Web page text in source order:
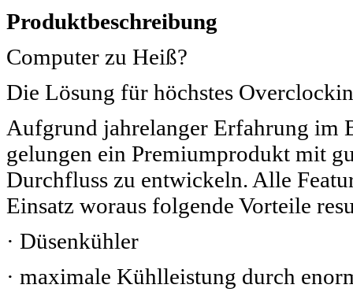
Produktbeschreibung
Computer zu Heiß?
Die Lösung für höchstes
Aufgrund jahrelanger Erfahrung im
gelungen ein Premiumprodukt mit
Durchfluss zu entwickeln. Alle
Einsatz woraus folgende Vorteile
· Düsenkühler
· maximale Kühlleistung durch